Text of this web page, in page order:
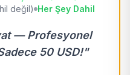
değil) Her Şey Dahil
— Profesyonel
50 USD!"